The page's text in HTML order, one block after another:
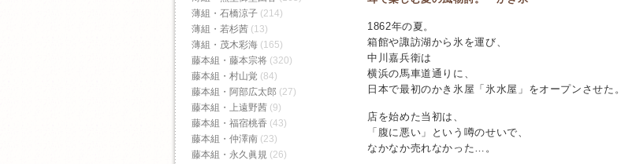
1862年の夏。
箱館や諏訪湖から氷を運び、
中川嘉兵衛は
横浜の馬車道通りに、
日本で最初のかき氷屋「氷水屋」をオープンさせた。
店を始めた当初は、
「腹に悪い」という噂のせいで、
なかなか売れなかった…。
薄組・石橋涼子 (214)
薄組・若杉茜 (13)
薄組・茂木彩海 (165)
藤本組・藤本宗将 (320)
藤本組・村山覚 (84)
藤本組・阿部広太郎 (27)
藤本組・上遠野茜 (9)
藤本組・福宿桃香‬ (43)
藤本組・仲澤南 (23)
藤本組・永久眞規 (26)